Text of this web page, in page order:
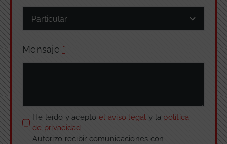
Mensaje *
He leído y acepto el aviso legaly la política
de privacidad .
Autorizo recibir comunicaciones con